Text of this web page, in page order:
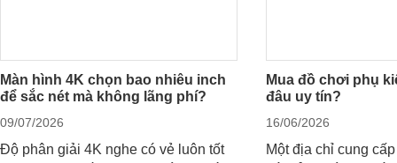
Màn hình 4K chọn bao nhiêu inch
để sắc nét mà không lãng phí?
09/07/2026
Độ phân giải 4K nghe có vẻ luôn tốt
Mua đồ chơi phụ
đâu uy tín?
16/06/2026
Một địa chỉ cung